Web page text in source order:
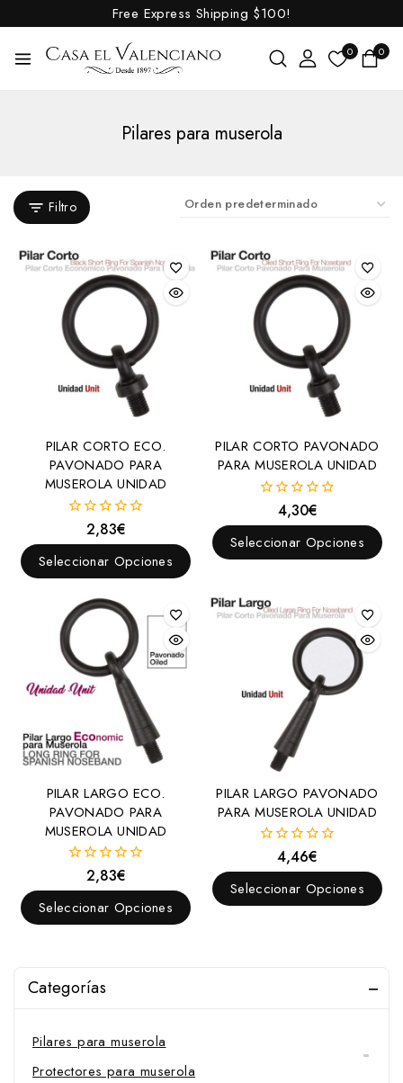
Free Express Shipping $100!
0 0
Pilares para muserola
Filtro
PILAR CORTO ECO.
PAVONADO PARA
MUSEROLA UNIDAD
fuera
de
5
2,83€
Seleccionar Opciones
PILAR CORTO PAVONADO
PARA MUSEROLA UNIDAD
fuera
de
5
4,30€
Seleccionar Opciones
PILAR LARGO ECO.
PAVONADO PARA
MUSEROLA UNIDAD
fuera
de
2,83€
Seleccionar Opciones
PILAR LARGO PAVONADO
PARA MUSEROLA UNIDAD
fuera
de
4,46€
Seleccionar Opciones
Categorías
Filete para bocado
Ganchos Alacrán
Trabalenguas
Bozales y Baberos
Cabezadas
Menorquinas
Cabezadas y Accesorios
Blincas
Cabezadas
Cabezadas Configurables
Cuadra
Dar cuerda
Montar
Doble rienda
Una rienda
Menorquinas
Portuguesas
Raid y Biotane
Vaqueras
Presentación
Falsarienda
Frontaleras
Fundas para cabezada
Montantes
Mosqueros
Fundas para muserola
Pilares para muserola
Protectores para muserola